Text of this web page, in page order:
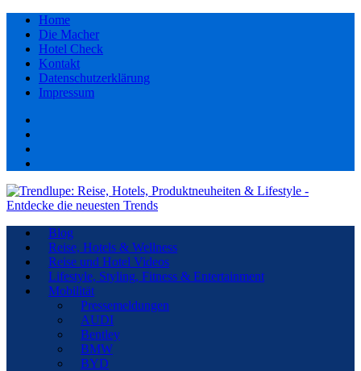
Home
Die Macher
Hotel Check
Kontakt
Datenschutzerklärung
Impressum
Blog
Reise, Hotels & Wellness
Reise und Hotel Videos
Lifestyle, Styling, Fitness & Entertainment
Mobilität
Pressemeldungen
AUDI
Bentley
BMW
BYD